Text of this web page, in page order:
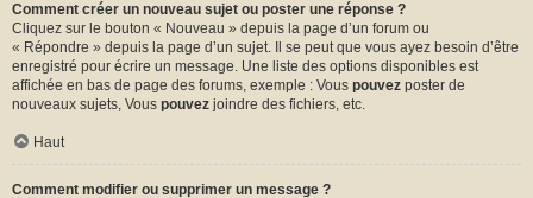
Comment créer un nouveau sujet ou poster une réponse ?
Cliquez sur le bouton « Nouveau » depuis la page d’un forum ou
« Répondre » depuis la page d’un sujet. Il se peut que vous ayez besoin d’être
enregistré pour écrire un message. Une liste des options disponibles est
affichée en bas de page des forums, exemple : Vous pouvez poster de
nouveaux sujets, Vous pouvez joindre des fichiers, etc.
Haut
Comment modifier ou supprimer un message ?